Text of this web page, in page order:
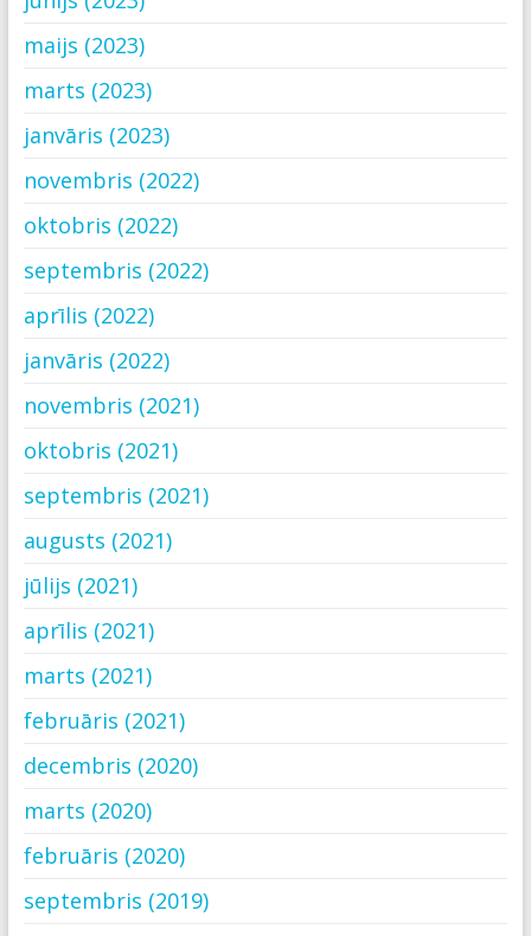
maijs (2023)
marts (2023)
janvāris (2023)
novembris (2022)
oktobris (2022)
septembris (2022)
aprīlis (2022)
janvāris (2022)
novembris (2021)
oktobris (2021)
septembris (2021)
augusts (2021)
jūlijs (2021)
aprīlis (2021)
marts (2021)
februāris (2021)
decembris (2020)
marts (2020)
februāris (2020)
septembris (2019)